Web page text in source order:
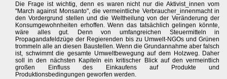
Die Frage ist wichtig, denn es waren nicht nur die Aktivist_innen vom
"March against Monsanto", die vermeintliche Verbraucher_innenmacht in
den Vordergrund stellen und die Weltheilung von der Veränderung der
Konsumgewohnheiten erhoffen. Wenn das tatsächlich gelingen könnte,
wäre alles gut. Denn von umfangreichen Steuermitteln in
Propagandafeldzüge der Regierenden bis zu Umwelt-NGOs und Grünen
trommeln alle an diesen Baustellen. Wenn die Grundannahme aber falsch
ist, schwimmt die gesamte Umweltbewegung auf dem Holzweg. Daher
soll in den nächsten Kapiteln ein kritischer Blick auf den vermeintlich
großen Einfluss des Einkaufens auf Produkte und
Produktionsbedingungen geworfen werden.